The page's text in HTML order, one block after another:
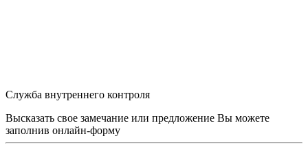
Служба внутреннего контроля
Высказать свое замечание или предложение Вы можете
заполнив онлайн-форму